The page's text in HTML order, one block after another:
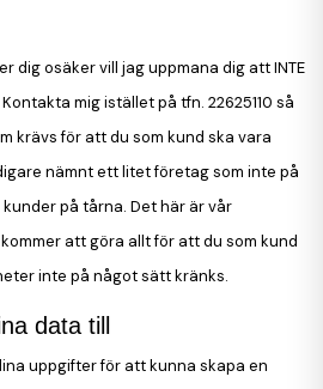
dig osäker vill jag uppmana dig att INTE
mig istället på tfn. 22625110 så
krävs för att du som kund ska vara
nämnt ett litet företag som inte på
på tårna. Det här är vår
att göra allt för att du som kund
inte på något sätt kränks.
data till
uppgifter för att kunna skapa en